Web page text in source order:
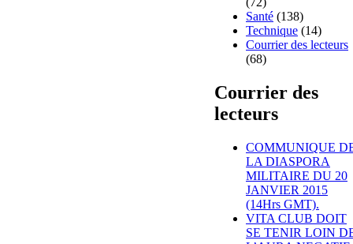
Santé (138)
Technique (14)
Courrier des lecteurs
(68)
Courrier des
lecteurs
COMMUNIQUE
LA DIASPORA
MILITAIRE DU 20
JANVIER 2015
(14Hrs GMT).
VITA CLUB DOIT
SE TENIR LOIN